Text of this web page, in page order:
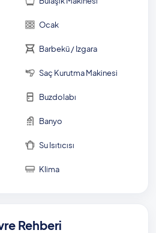
Ocak
Barbekü / Izgara
Saç Kurutma Makinesi
Buzdolabı
Banyo
Su Isıtıcısı
Klima
Rehberi